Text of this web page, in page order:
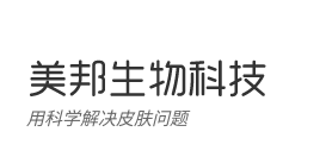
用科学解决皮肤问题